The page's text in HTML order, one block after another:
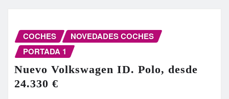
COCHES
NOVEDADES COCHES
PORTADA 1
Nuevo Volkswagen ID. Polo, desde
24.330 €